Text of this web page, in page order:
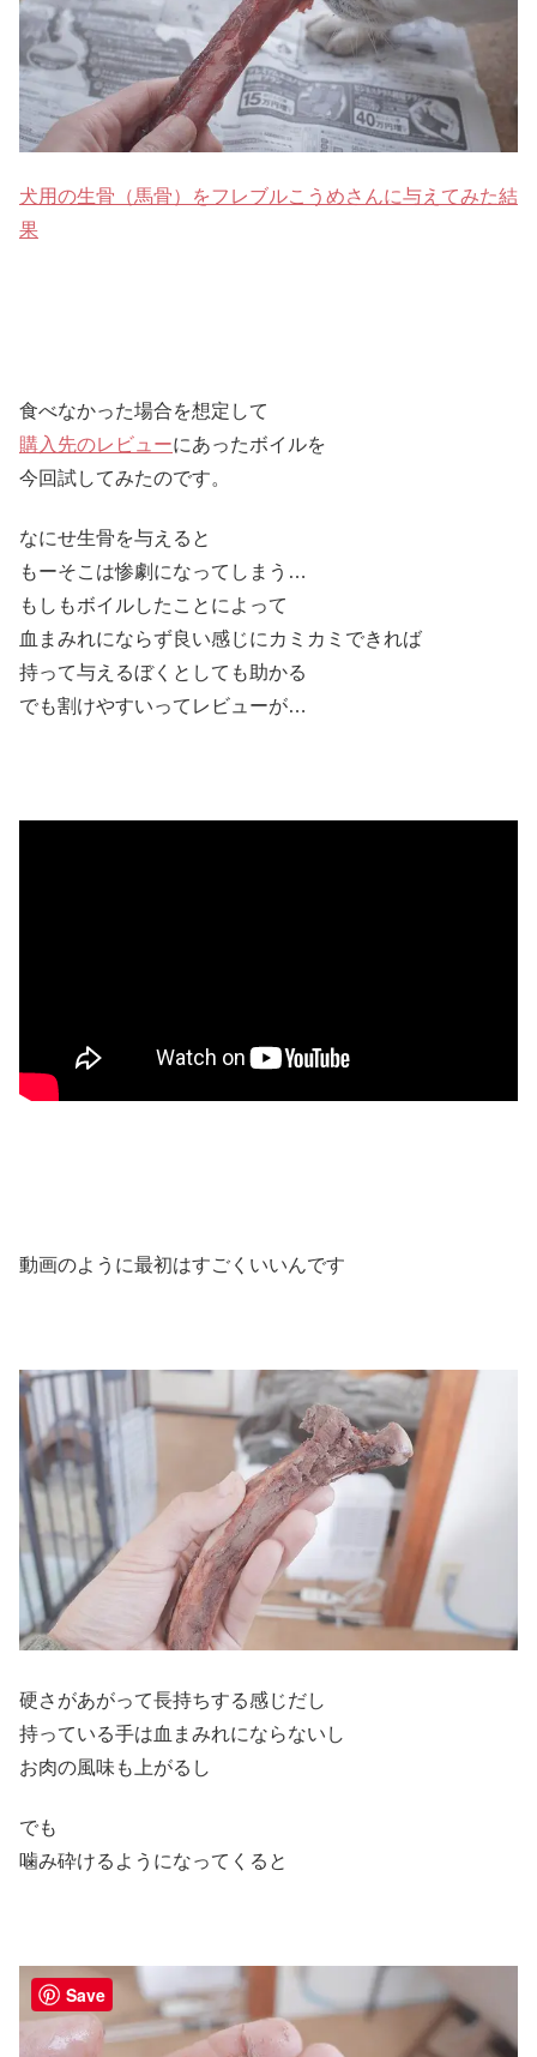
犬用の生骨（馬骨）をフレブルこうめさんに与えてみた結
果
食べなかった場合を想定して
購入先のレビューにあったボイルを
今回試してみたのです。
なにせ生骨を与えると
もーそこは惨劇になってしまう…
もしもボイルしたことによって
血まみれにならず良い感じにカミカミできれば
持って与えるぼくとしても助かる
でも割けやすいってレビューが…
動画のように最初はすごくいいんです
硬さがあがって長持ちする感じだし
持っている手は血まみれにならないし
お肉の風味も上がるし
でも
噛み砕けるようになってくると
Save